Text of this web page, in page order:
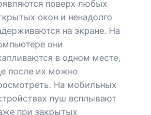
поверх любых
окон и ненадолго
на экране. На
они
в одном месте,
после их можно
На мобильных
пуш всплывают
при закрытых